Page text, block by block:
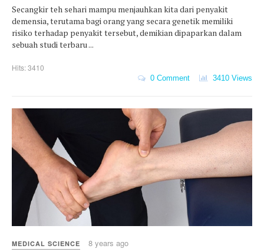
Secangkir teh sehari mampu menjauhkan kita dari penyakit
demensia, terutama bagi orang yang secara genetik memiliki
risiko terhadap penyakit tersebut, demikian dipaparkan dalam
sebuah studi terbaru ...
Hits: 3410
0 Comment 3410 Views
MEDICAL SCIENCE 8 years ago